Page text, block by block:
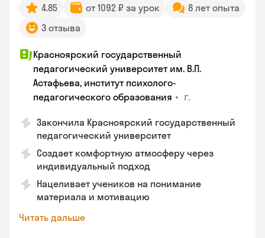
4.85 от 1092 ₽ за урок
8 лет опыта
3 отзыва
Красноярский государственный
педагогический университет им. В.П.
Астафьева, институт психолого-
педагогического образования • г.
Закончила Красноярский государственный
педагогический университет
Создает комфортную атмосферу через
индивидуальный подход
Нацеливает учеников на понимание
материала и мотивацию
Читать дальше